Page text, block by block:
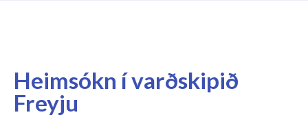
Heimsókn í varðskipið
Freyju